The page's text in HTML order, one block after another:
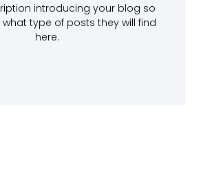
introducing your blog so
type of posts they will find
here.